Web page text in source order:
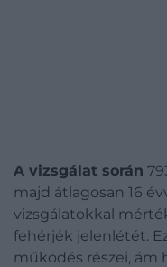
A vizsgálat során
majd átlagosan 16
vizsgálatokkal
fehérjék jelenlétét.
működés részei, ám